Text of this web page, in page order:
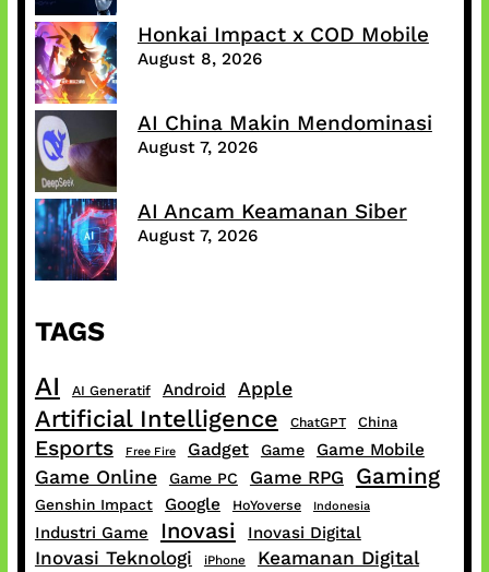
Honkai Impact x COD Mobile
August 8, 2026
AI China Makin Mendominasi
August 7, 2026
AI Ancam Keamanan Siber
August 7, 2026
TAGS
AI AI Generatif Android Apple
Artificial Intelligence ChatGPT China
Esports Free Fire Gadget Game Game Mobile
Game Online Game PC Game RPG Gaming
Genshin Impact Google HoYoverse Indonesia
Industri Game Inovasi Inovasi Digital
Inovasi Teknologi iPhone
Keamanan Digital